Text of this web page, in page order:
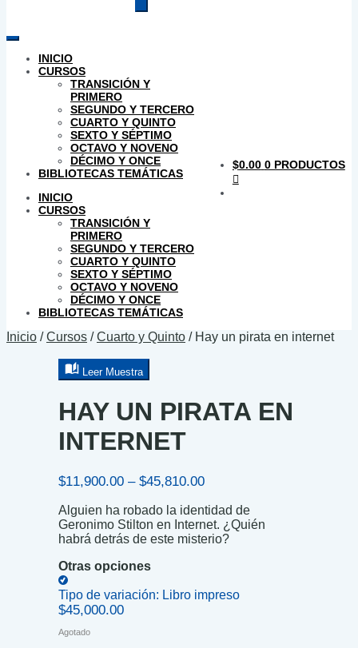
productos
INICIO
CURSOS
TRANSICIÓN Y
PRIMERO
SEGUNDO Y TERCERO
CUARTO Y QUINTO
SEXTO Y SÉPTIMO
OCTAVO Y NOVENO
DÉCIMO Y ONCE
BIBLIOTECAS TEMÁTICAS
INICIO
CURSOS
TRANSICIÓN Y
PRIMERO
SEGUNDO Y TERCERO
CUARTO Y QUINTO
SEXTO Y SÉPTIMO
OCTAVO Y NOVENO
DÉCIMO Y ONCE
BIBLIOTECAS TEMÁTICAS
$0.00 0 PRODUCTOS
Inicio /Cursos /Cuarto y Quinto / Hay un pirata en internet
Leer Muestra
HAY UN PIRATA EN
INTERNET
$11,900.00 – $45,810.00Price
$11,900.00
through
$45,810.00
Alguien ha robado la identidad de
Geronimo Stilton en Internet. ¿Quién
habrá detrás de este misterio?
Otras opciones
Tipo de variación: Libro impreso
$45,000.00
Agotado